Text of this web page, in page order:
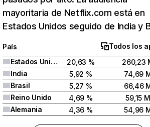
mayoritaria de Netflix.com está en
Estados Unidos seguido de India y
País
Todos los
Estados Unidos
20,63 %
260,23
India
5,92 %
74,69
Brasil
5,27 %
66,46
Reino Unido
4,69 %
59,15 M
Alemania
4,36 % 54,96